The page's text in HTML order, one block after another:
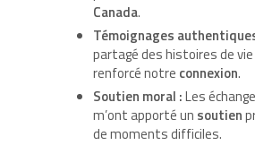
Canada.
Témoignages
partagé des histoires de
renforcé notre connexion.
Soutien moral :Les
m’ont apporté un soutien
de moments difficiles.